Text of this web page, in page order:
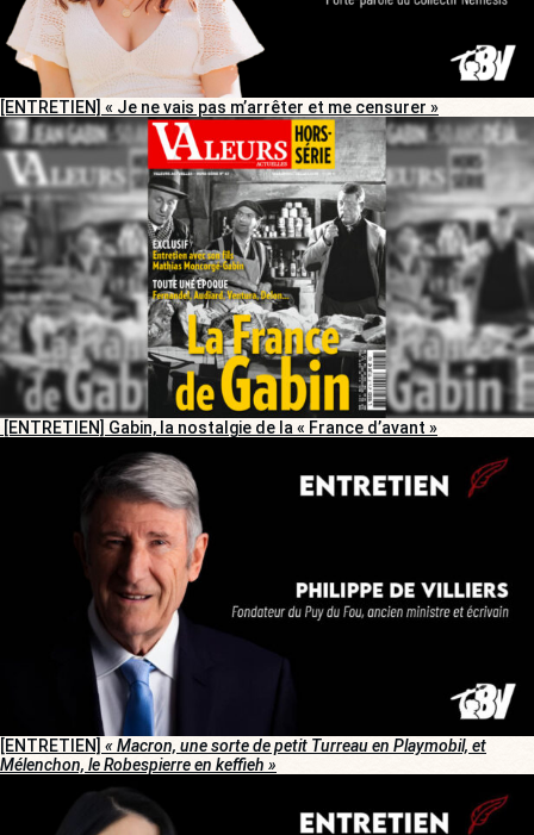
[ENTRETIEN] « Je ne vais pas m’arrêter et me censurer »
[ENTRETIEN] Gabin, la nostalgie de la « France d’avant »
[ENTRETIEN] « Macron, une sorte de petit Turreau en Playmobil, et
Mélenchon, le Robespierre en keffieh »